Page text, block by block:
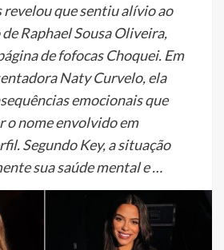
revelou que sentiu alívio ao
Raphael Sousa Oliveira,
de fofocas Choquei. Em
Naty Curvelo, ela
emocionais que
o nome envolvido em
Segundo Key, a situação
sua saúde mental e …